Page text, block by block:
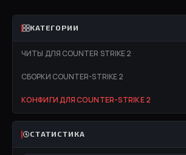
КАТЕГОРИИ
ЧИТЫ ДЛЯ COUNTER STRIKE 2
СБОРКИ COUNTER-STRIKE 2
КОНФИГИ ДЛЯ COUNTER-STRIKE 2
СТАТИСТИКА